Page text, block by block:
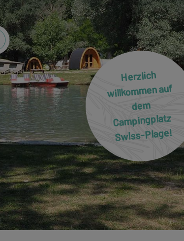
Herzlich
willkommen auf
dem
Campingplatz
Swiss-Plage!